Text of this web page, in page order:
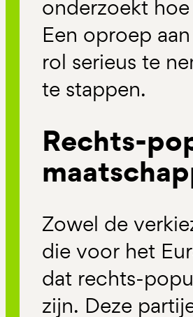
onderzoekt
Een oproep
rol serieus te
te stappen.
Rechts-
Zowel de
die voor het
dat rechts-
zijn. Deze